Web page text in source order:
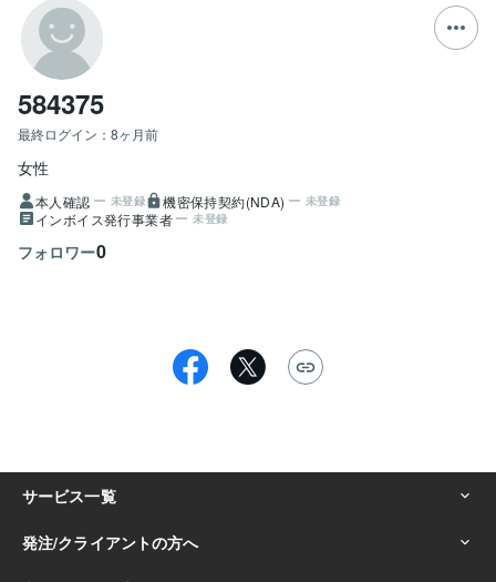
584375
最終ログイン： 8ヶ月前
女性
本人確認 未登録 機密保持契約(NDA) 未登録
インボイス発行事業者 未登録
フォロワー0